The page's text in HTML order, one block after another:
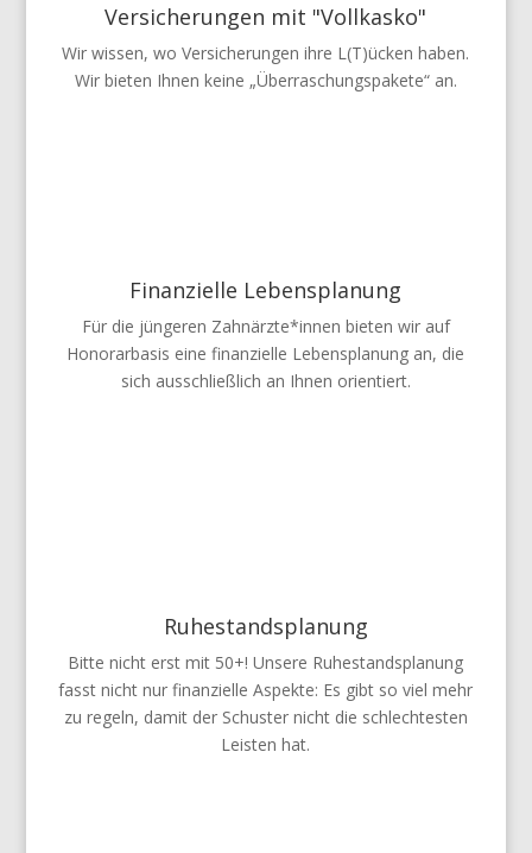
Versicherungen mit "Vollkasko"
Wir wissen, wo Versicherungen ihre L(T)ücken haben.
Wir bieten Ihnen keine „Überraschungspakete“ an.
Finanzielle Lebensplanung
Für die jüngeren Zahnärzte*innen bieten wir auf
Honorarbasis eine finanzielle Lebensplanung an, die
sich ausschließlich an Ihnen orientiert.
Ruhestandsplanung
Bitte nicht erst mit 50+! Unsere Ruhestandsplanung
fasst nicht nur finanzielle Aspekte: Es gibt so viel mehr
zu regeln, damit der Schuster nicht die schlechtesten
Leisten hat.